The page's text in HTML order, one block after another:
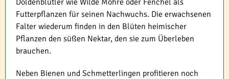
Doldenblütler wie Wilde Möhre oder Fenchel als
Futterpflanzen für seinen Nachwuchs. Die erwachsenen
Falter wiederum finden in den Blüten heimischer
Pflanzen den süßen Nektar, den sie zum Überleben
brauchen.
Neben Bienen und Schmetterlingen profitieren noch